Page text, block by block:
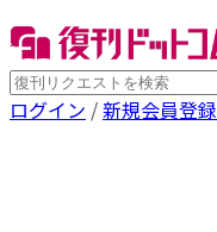
ログイン /新規会員登録